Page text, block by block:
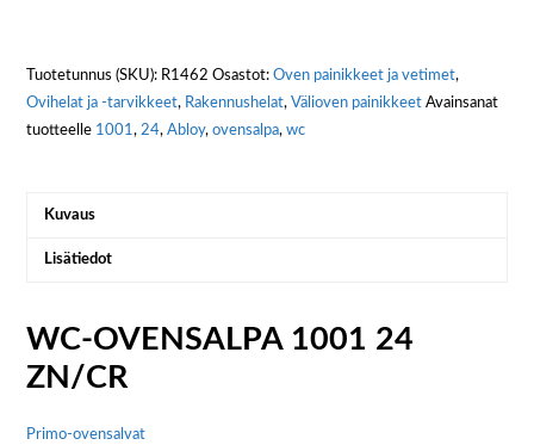
Tuotetunnus (SKU): R1462 Osastot:Oven painikkeet ja vetimet,
Ovihelat ja -tarvikkeet, Rakennushelat,Välioven painikkeet Avainsanat
tuotteelle 1001,24,Abloy,ovensalpa,wc
Kuvaus
Lisätiedot
WC-OVENSALPA 1001 24
ZN/CR
Primo-ovensalvat